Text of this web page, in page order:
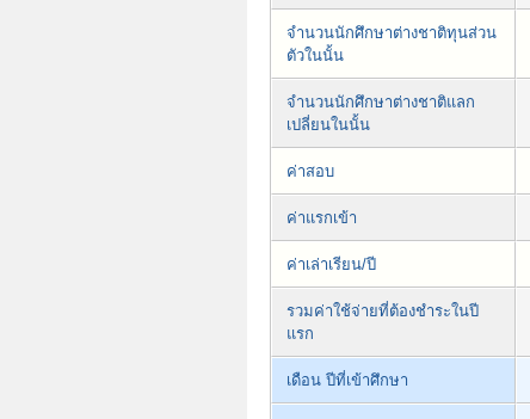
จำนวนนักศึกษาต่างชาติทุนส่วน
ตัวในนั้น
จำนวนนักศึกษาต่างชาติแลก
เปลี่ยนในนั้น
ค่าสอบ
ค่าแรกเข้า
ค่าเล่าเรียน/ปี
รวมค่าใช้จ่ายที่ต้องชำระในปี
แรก
เดือน ปีที่เข้าศึกษา